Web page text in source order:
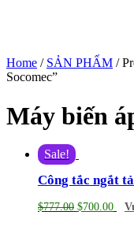
Home / SẢN PHẨM /
Socomec”
Máy biến
Sale!
Công tắc ngắt
$777.00 $700.00